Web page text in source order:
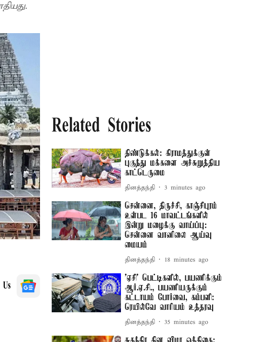
Related Stories
திண்டுக்கல்: கிராமத்துக்குள்
புகுந்து மக்களை அச்சுறுத்திய
காட்டெருமை
தினத்தந்தி 3 minutes ago
சென்னை, திருச்சி, காஞ்சிபுரம்
உள்பட 16 மாவட்டங்களில்
இன்று மழைக்கு வாய்ப்பு:
சென்னை வானிலை ஆய்வு
மையம்
தினத்தந்தி 18 minutes ago
'ஏசி' பெட்டிகளில், பயணிக்கும்
ஆர்.ஏ.சி., பயணியருக்கும்
கட்டாயம் போர்வை, கம்பளி:
ரெயில்வே வாரியம் உத்தரவு
தினத்தந்தி 35 minutes ago